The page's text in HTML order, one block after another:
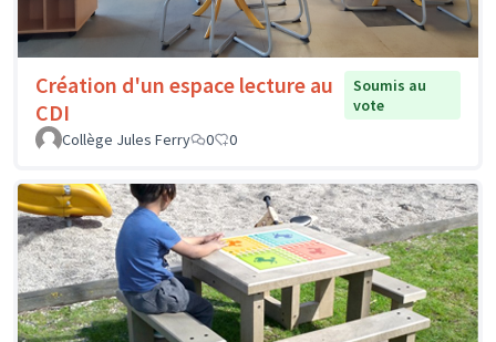
Création d'un espace lecture au
CDI
Soumis au
vote
Collège Jules Ferry
0 0